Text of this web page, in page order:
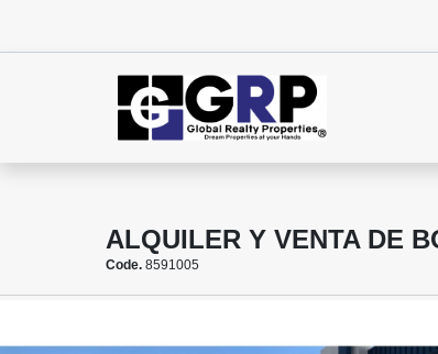
ALQUILER Y VENTA DE
Code. 8591005